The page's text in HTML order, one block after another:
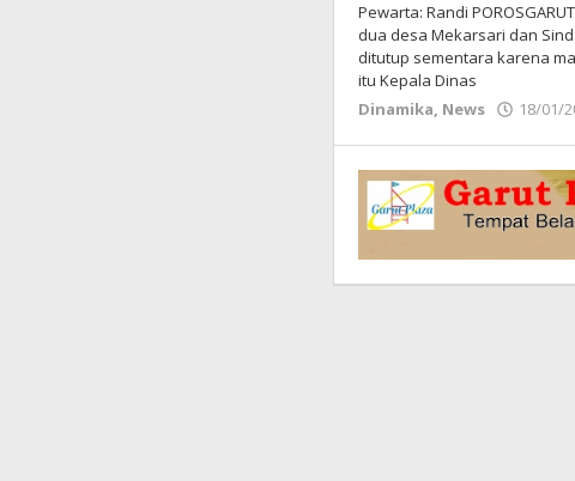
Pewarta: Randi
dua desa Mekarsari dan
ditutup sementara karena
itu Kepala Dinas
Dinamika, News 18/01/